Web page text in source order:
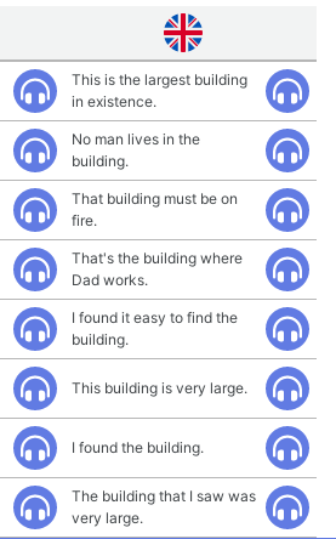
This is the largest building
in existence.
No man lives in the
building.
That building must be on
fire.
That's the building where
Dad works.
I found it easy to find the
building.
This building is very large.
I found the building.
The building that I saw was
very large.